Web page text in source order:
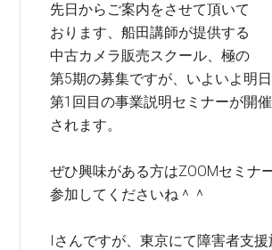
先日からご案内をさせて頂いて
おります、船田講師が提供する
中古カメラ販売スクール、極の
第5期の募集ですが、いよいよ明
第1回目の事業説明セミナーが開催
されます。
ぜひ興味がある方はZOOMセミナ
参加してくださいね＾＾
Iさんですが、東京にて障害者支援